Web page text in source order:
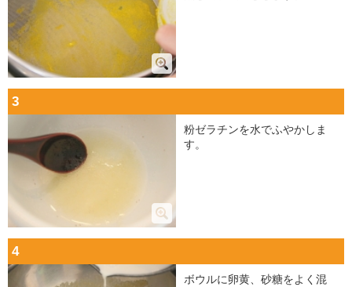
3
粉ゼラチンを水でふやかしま
す。
4
ボウルに卵黄、砂糖をよく混